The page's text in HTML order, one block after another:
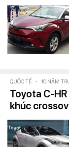
QUỐC TẾ - 10 NĂM
Toyota C-
khúc